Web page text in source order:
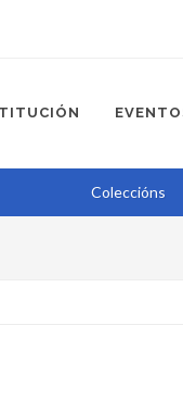
Coleccións